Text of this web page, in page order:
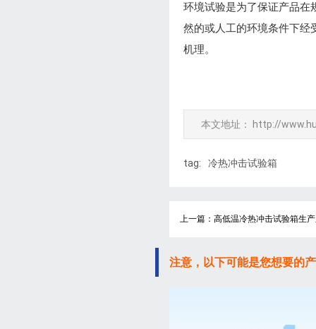
环境试验是为了保证产品在
然的或人工的环境条件下经
机理。
本文地址： http://
tag: 冷热冲击试验箱
上一篇：高低温冷热冲击试验箱生
注意，以下可能是您想要的